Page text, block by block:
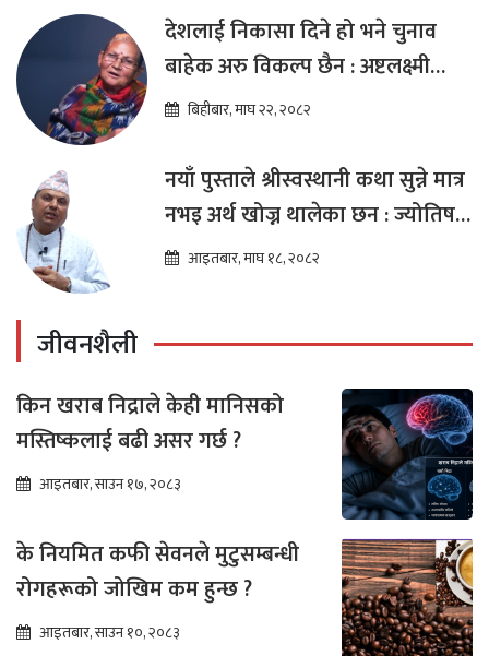
देशलाई निकासा दिने हो भने चुनाव
बाहेक अरु विकल्प छैन : अष्टलक्ष्मी
शाक्यबिहीबार, माघ २२, २०८२
नयाँ पुस्ताले श्रीस्वस्थानी कथा सुन्ने मात्र
नभइ अर्थ खोज्न थालेका छन : ज्योतिष
तारा लोचन न्यौपाने
आइतबार, माघ १८, २०८२
जीवनशैली
किन खराब निद्राले केही मानिसको
मस्तिष्कलाई बढी असर गर्छ ?
आइतबार, साउन १७, २०८३
के नियमित कफी सेवनले मुटुसम्बन्धी
रोगहरूको जोखिम कम हुन्छ ?
आइतबार, साउन १०, २०८३